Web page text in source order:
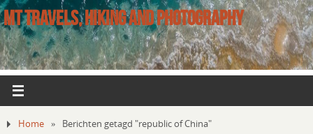
MT TRAVELS, HIKING AND PHOTOGRAPHY
Home » Berichten getagd "republic of China"